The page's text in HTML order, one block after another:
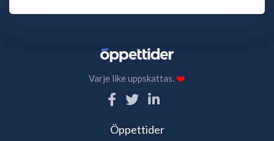
Varje like uppskattas.❤️
Öppettider